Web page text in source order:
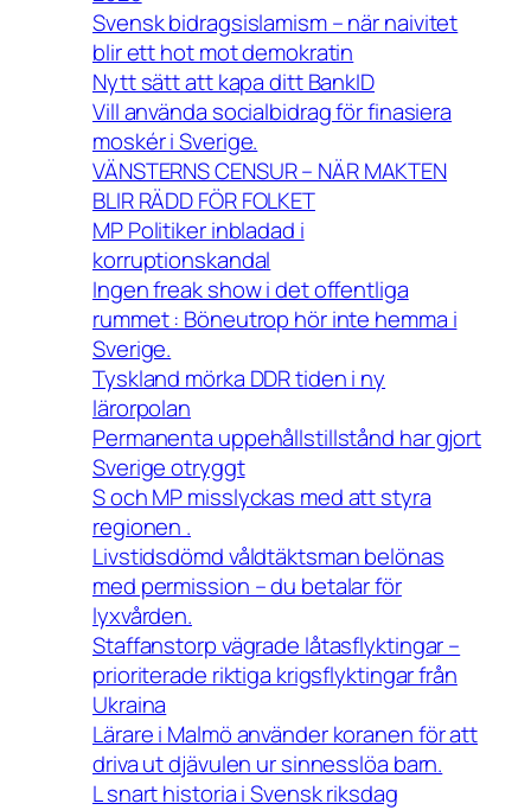
Svensk bidragsislamism – när naivitet
blir ett hot mot demokratin
Nytt sätt att kapa ditt BankID
Vill använda socialbidrag för finasiera
moskér i Sverige.
VÄNSTERNS CENSUR – NÄR MAKTEN
BLIR RÄDD FÖR FOLKET
MP Politiker inbladad i
korruptionskandal
Ingen freak show i det offentliga
rummet : Böneutrop hör inte hemma i
Sverige.
Tyskland mörka DDR tiden i ny
lärorpolan
Permanenta uppehållstillstånd har gjort
Sverige otryggt
S och MP misslyckas med att styra
regionen .
Livstidsdömd våldtäktsman belönas
med permission – du betalar för
lyxvården.
Staffanstorp vägrade låtasflyktingar –
prioriterade riktiga krigsflyktingar från
Ukraina
Lärare i Malmö använder koranen för att
driva ut djävulen ur sinnesslöa barn.
L snart historia i Svensk riksdag